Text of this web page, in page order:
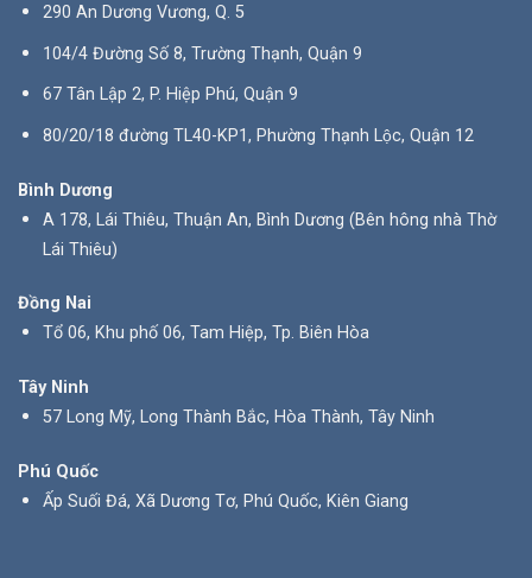
290 An Dương Vương, Q. 5
104/4 Đường Số 8, Trường Thạnh, Quận 9
67 Tân Lập 2, P. Hiệp Phú, Quận 9
80/20/18 đường TL40-KP1, Phường Thạnh Lộc, Quận 12
Bình Dương
A 178, Lái Thiêu, Thuận An, Bình Dương (Bên hông nhà Thờ
Lái Thiêu)
Đồng Nai
Tổ 06, Khu phố 06, Tam Hiệp, Tp. Biên Hòa
Tây Ninh
57 Long Mỹ, Long Thành Bắc, Hòa Thành, Tây Ninh
Phú Quốc
Ấp Suối Đá, Xã Dương Tơ, Phú Quốc, Kiên Giang